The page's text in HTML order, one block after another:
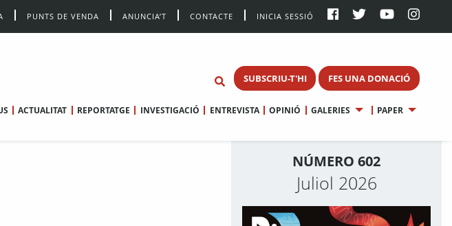
PUNTS DE VENDA ANUNCIA’T CONTACTE INICIA SESSIÓ
SUBSCRIU-T'HI FES UNA DONACIÓ
ACTUALITAT REPORTATGE INVESTIGACIÓ ENTREVISTA OPINIÓ GALERIES PAPER
NÚMERO 602
Juliol 2026